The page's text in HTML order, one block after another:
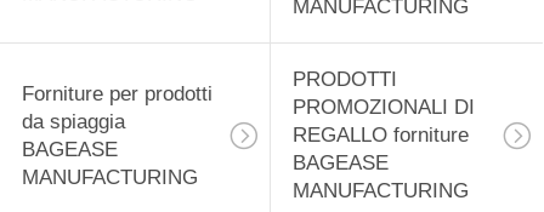
distribuzione
alimentare forniture
BAGEASE
MANUFACTURING
MANUFACTURING
Forniture per prodotti
da spiaggia
BAGEASE
MANUFACTURING
PRODOTTI
PROMOZIONALI DI
REGALLO forniture
BAGEASE
MANUFACTURING